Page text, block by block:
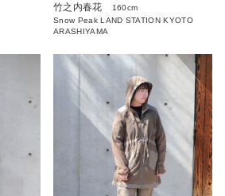
竹之内春花
160cm
Snow Peak LAND STATION KYOTO
ARASHIYAMA